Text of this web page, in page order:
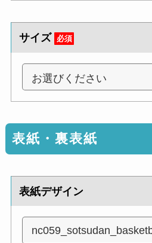
サイズ 必須
表紙・裏表紙
表紙デザイン